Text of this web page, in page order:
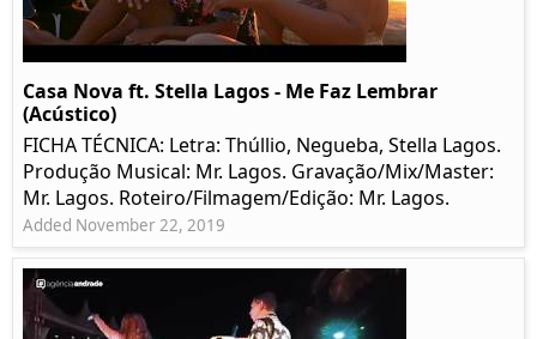
Casa Nova ft. Stella Lagos - Me Faz Lembrar
(Acústico)
FICHA TÉCNICA: Letra: Thúllio, Negueba, Stella Lagos.
Produção Musical: Mr. Lagos. Gravação/Mix/Master:
Mr. Lagos. Roteiro/Filmagem/Edição: Mr. Lagos.
Added November 22, 2019